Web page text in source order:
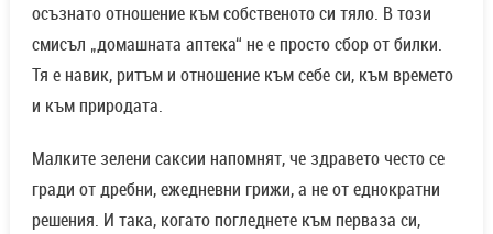
осъзнато отношение към собственото си тяло. В този
смисъл „домашната аптека“ не е просто сбор от билки.
Тя е навик, ритъм и отношение към себе си, към времето
и към природата.
Малките зелени саксии напомнят, че здравето често се
гради от дребни, ежедневни грижи, а не от еднократни
решения. И така, когато погледнете към перваза си,